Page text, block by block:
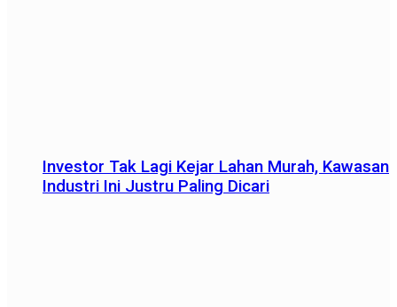
Investor Tak Lagi Kejar Lahan Murah, Kawasan
Industri Ini Justru Paling Dicari